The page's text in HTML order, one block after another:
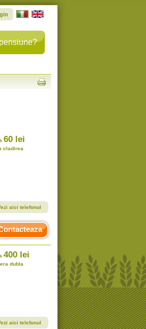
60 lei
cladirea
aici telefonul
400 lei
dubla
aici telefonul